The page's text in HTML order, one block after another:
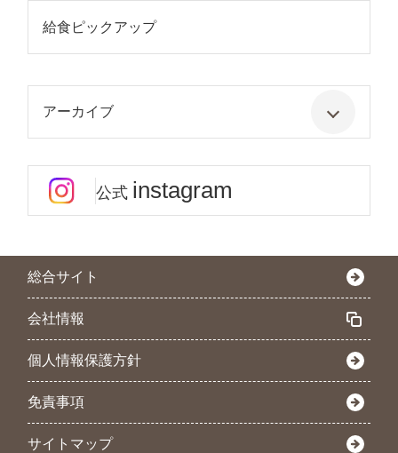
給食ピックアップ
アーカイブ
公式 instagram
総合サイト
会社情報
個人情報保護方針
免責事項
サイトマップ